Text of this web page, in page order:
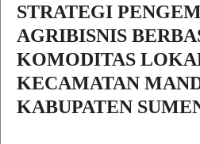
STRATEGI
AGRIBISNIS
KOMODITAS
KECAMATAN
KABUPATEN